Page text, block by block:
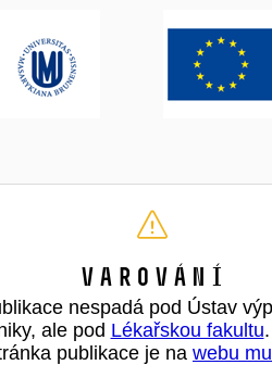
Varování
nespadá pod Ústav
ale pod Lékařskou fakultu
publikace je na webu